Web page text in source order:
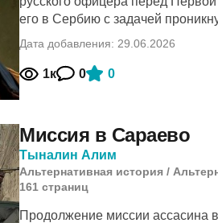
его в Сербию с задачей
Дата добавления: 29.06.2026
1к 0 0
Миссия в Сараево
Тыналин Алим
Альтернативная история /
161 cтраниц
Продолжение миссии ассасина